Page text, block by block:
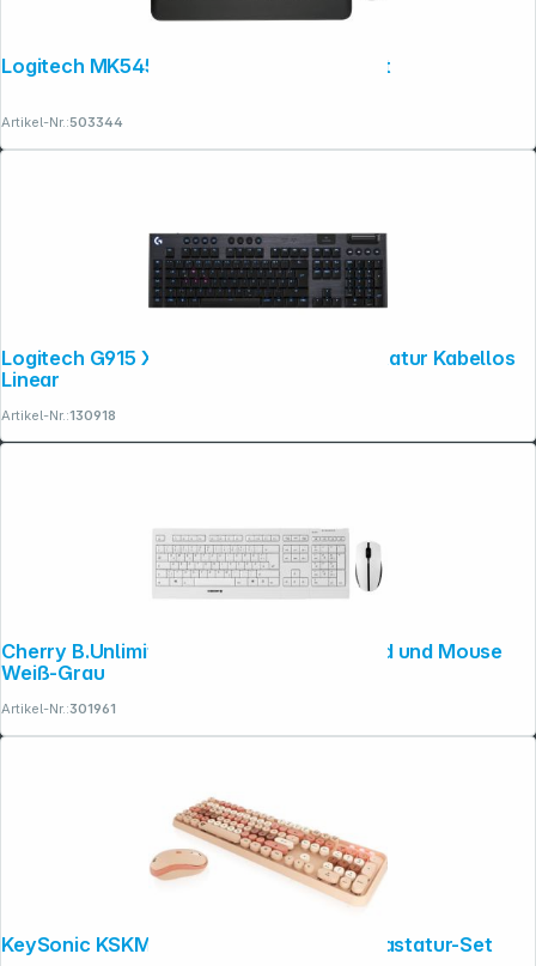
Logitech MK545 Kabelloses Tastatur Set
Artikel-Nr.:503344
Logitech G915 X Lightspeed Gaming Tastatur Kabellos
Linear
Artikel-Nr.:130918
Cherry B.Unlimited 3.0 Desktop Keyboard und Mouse
Weiß-Grau
Artikel-Nr.:301961
KeySonic KSKM-8200M-RF (DE) Maus-Tastatur-Set